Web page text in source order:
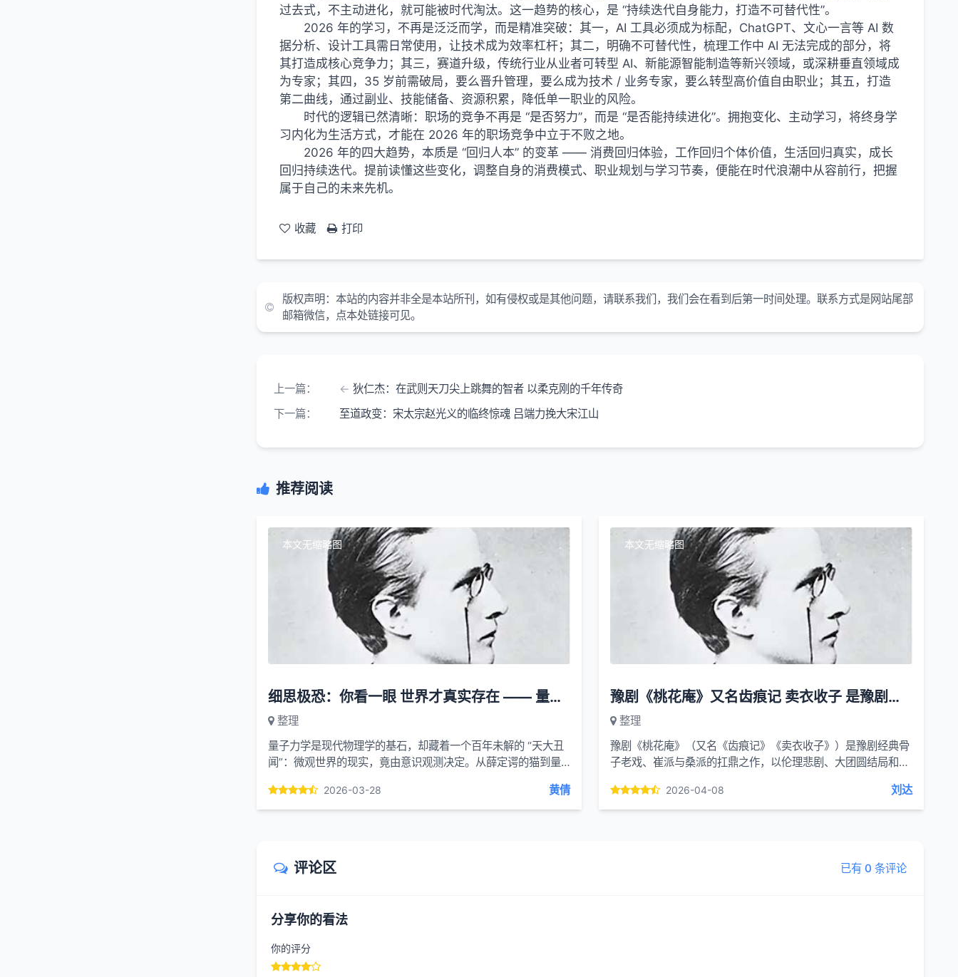
过去式，不主动进化，就可能被时代淘汰。这一趋势的核心，是 “持续迭代自身能力，打造不可替代性”。
2026 年的学习，不再是泛泛而学，而是精准突破：其一，AI 工具必须成为标配，ChatGPT、文心一言等 AI 数
据分析、设计工具需日常使用，让技术成为效率杠杆；其二，明确不可替代性，梳理工作中 AI 无法完成的部分，将
其打造成核心竞争力；其三，赛道升级，传统行业从业者可转型 AI、新能源智能制造等新兴领域，或深耕垂直领域成
为专家；其四，35 岁前需破局，要么晋升管理，要么成为技术 / 业务专家，要么转型高价值自由职业；其五，打造
第二曲线，通过副业、技能储备、资源积累，降低单一职业的风险。
时代的逻辑已然清晰：职场的竞争不再是 “是否努力”，而是 “是否能持续进化”。拥抱变化、主动学习，将终身学
习内化为生活方式，才能在 2026 年的职场竞争中立于不败之地。
2026 年的四大趋势，本质是 “回归人本” 的变革 —— 消费回归体验，工作回归个体价值，生活回归真实，成长
回归持续迭代。提前读懂这些变化，调整自身的消费模式、职业规划与学习节奏，便能在时代浪潮中从容前行，把握
属于自己的未来先机。
收藏 打印
版权声明： 本站的内容并非全是本站所刊，如有侵权或是其他问题，请联系我们，我们会在看到后第一时间处理。联系方式是网站尾部
邮箱微信，点本处链接可见。
上一篇：
狄仁杰：在武则天刀尖上跳舞的智者 以柔克刚的千年传奇
下一篇：
至道政变：宋太宗赵光义的临终惊魂 吕端力挽大宋江山
推荐阅读
本文无缩略图
细思极恐：你看一眼 世界才真实存在 —— 量子力学百年未补的核心窟窿
整理
量子力学是现代物理学的基石，却藏着一个百年未解的 “天大丑
闻”：微观世界的现实，竟由意识观测决定。从薛定谔的猫到量
2026-03-28 黄倩
本文无缩略图
豫剧《桃花庵》又名齿痕记 卖衣收子 是豫剧经典骨子老戏
整理
豫剧《桃花庵》（又名《齿痕记》《卖衣收子》）是豫剧经典骨
子老戏、崔派与桑派的扛鼎之作，以伦理悲剧、大团圆结局和深
2026-04-08 刘达
评论区 已有 0 条评论
分享你的看法
你的评分